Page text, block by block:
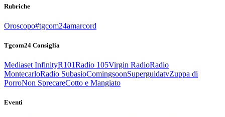
Rubriche
Oroscopo#tgcom24amarcord
Tgcom24 Consiglia
Mediaset InfinityR101Radio 105Virgin RadioRadio
MontecarloRadio SubasioComingsoonSuperguidatvZuppa di
PorroNon SprecareCotto e Mangiato
Eventi